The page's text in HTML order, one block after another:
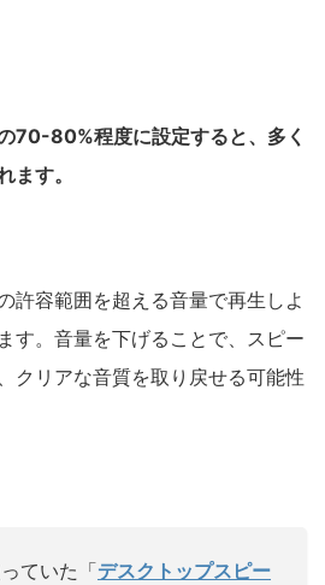
70-80%程度に設定すると、多く
ます。
許容範囲を超える音量で再生しよ
す。音量を下げることで、スピー
クリアな音質を取り戻せる可能性
ていた「デスクトップスピー